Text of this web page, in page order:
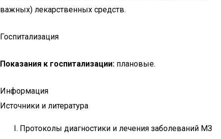
важных) лекарственных средств.
Госпитализация
Показания к госпитализации: плановые.
Информация
Источники и литература
Протоколы диагностики и лечения заболеваний МЗ